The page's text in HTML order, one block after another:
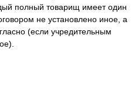
полный товарищ имеет один
не установлено иное, а
(если учредительным